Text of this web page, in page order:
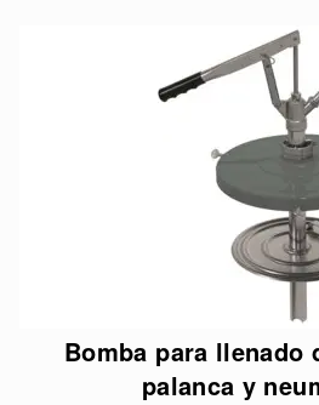
Bomba para llenado
palanca y